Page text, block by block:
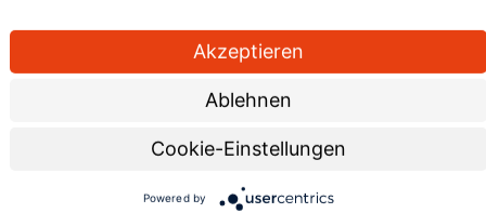
Mitarbeitende, die langfristig mit Freude ihren Job bei uns
weiter in Bewegung halten können.
der Verkehrswende, dem Klimaschutz und der
dich suchen!
Akzeptieren
Ablehnen
Cookie-Einstellungen
Powered by